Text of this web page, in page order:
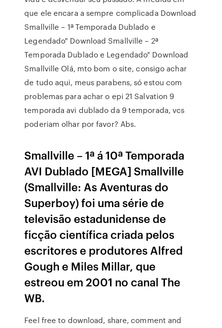
que ele encara a sempre complicada Download
Smallville – 1ª Temporada Dublado e
Legendado" Download Smallville – 2ª
Temporada Dublado e Legendado" Download
Smallville Olá, mto bom o site, consigo achar
de tudo aqui, meus parabens, só estou com
problemas para achar o epi 21 Salvation 9
temporada avi dublado da 9 temporada, vcs
poderiam olhar por favor? Abs.
Smallville – 1ª á 10ª Temporada
AVI Dublado [MEGA] Smallville
(Smallville: As Aventuras do
Superboy) foi uma série de
televisão estadunidense de
ficção científica criada pelos
escritores e produtores Alfred
Gough e Miles Millar, que
estreou em 2001 no canal The
WB.
Feel free to download, share, comment and